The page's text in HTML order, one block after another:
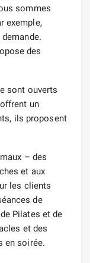
sommes
exemple,
des
sont ouverts
un
ils proposent
– des
et aux
les clients
de
Pilates et de
et des
en soirée.